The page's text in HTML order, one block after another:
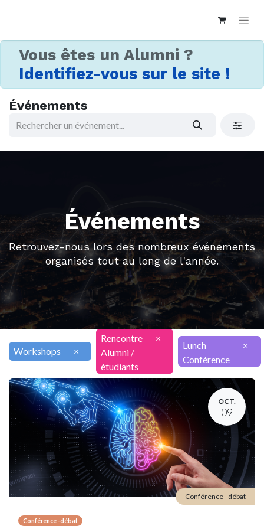
Vous êtes un Alumni ?
Identifiez-vous sur le site !
Événements
Événements
Retrouvez-nous lors des nombreux événements
organisés tout au long de l'année.
Workshops ×
Rencontre
Alumni /
étudiants
×
Lunch
Conférence
×
OCT.
09
Conférence -débat
Conférence - débat